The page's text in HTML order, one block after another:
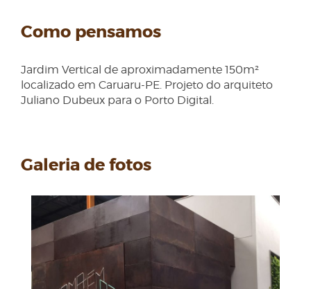
Como pensamos
Jardim Vertical de aproximadamente 150m²
localizado em Caruaru-PE. Projeto do arquiteto
Juliano Dubeux para o Porto Digital.
Galeria de fotos